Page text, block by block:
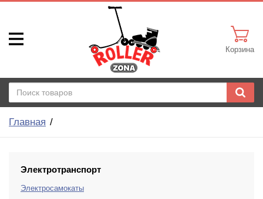
Корзина
Главная
Электротранспорт
Электросамокаты